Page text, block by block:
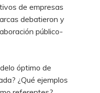
de empresas
debatieron y
público-
óptimo de
¿Qué ejemplos